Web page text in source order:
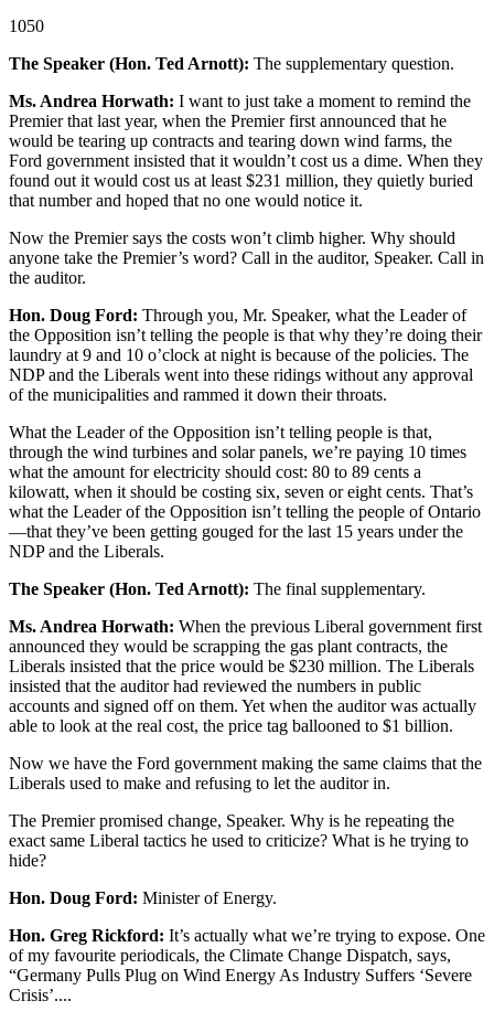
1050
The Speaker (Hon. Ted Arnott): The supplementary question.
Ms. Andrea Horwath: I want to just take a moment to remind the
Premier that last year, when the Premier first announced that he
would be tearing up contracts and tearing down wind farms, the
Ford government insisted that it wouldn’t cost us a dime. When they
found out it would cost us at least $231 million, they quietly buried
that number and hoped that no one would notice it.
Now the Premier says the costs won’t climb higher. Why should
anyone take the Premier’s word? Call in the auditor, Speaker. Call in
the auditor.
Hon. Doug Ford: Through you, Mr. Speaker, what the Leader of
the Opposition isn’t telling the people is that why they’re doing their
laundry at 9 and 10 o’clock at night is because of the policies. The
NDP and the Liberals went into these ridings without any approval
of the municipalities and rammed it down their throats.
What the Leader of the Opposition isn’t telling people is that,
through the wind turbines and solar panels, we’re paying 10 times
what the amount for electricity should cost: 80 to 89 cents a
kilowatt, when it should be costing six, seven or eight cents. That’s
what the Leader of the Opposition isn’t telling the people of Ontario
—that they’ve been getting gouged for the last 15 years under the
NDP and the Liberals.
The Speaker (Hon. Ted Arnott): The final supplementary.
Ms. Andrea Horwath: When the previous Liberal government first
announced they would be scrapping the gas plant contracts, the
Liberals insisted that the price would be $230 million. The Liberals
insisted that the auditor had reviewed the numbers in public
accounts and signed off on them. Yet when the auditor was actually
able to look at the real cost, the price tag ballooned to $1 billion.
Now we have the Ford government making the same claims that the
Liberals used to make and refusing to let the auditor in.
The Premier promised change, Speaker. Why is he repeating the
exact same Liberal tactics he used to criticize? What is he trying to
hide?
Hon. Doug Ford: Minister of Energy.
Hon. Greg Rickford: It’s actually what we’re trying to expose. One
of my favourite periodicals, the Climate Change Dispatch, says,
“Germany Pulls Plug on Wind Energy As Industry Suffers ‘Severe
Crisis’....